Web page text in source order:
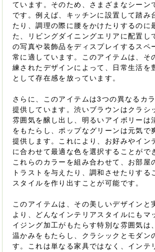
ています。そのため、さまざまなシーン
です。例えば、キッチンに設置して踏み
たり、調理の際に腰をかけたりするのに
た、リビングダイニングエリアに配置し
の写真や装飾品をディスプレイするスペ
常に適しています。このアイテムは、そ
練されたデザインによって、日常生活を
として存在感を放っています。
さらに、このアイテムは3つの異なるカ
提供しています。渋いブラウンはクラシ
雰囲気を醸し出し、明るいアイボリーは
をもたらし、ポップなグリーンは元気で
提供します。これにより、お好みやイン
に合わせて最適な色を選択することがで
これらのカラーを組み合わせて、お部屋
トラストを与えたり、調和させたりする
スタイルを作り出すことが可能です。
このアイテムは、その美しいデザインと
より、どんなインテリアスタイルにもマ
イジング加工がもたらす特別な雰囲気は
温かみをもたらし、クラシックとモダン
す。これは単なる家具ではなく、インテ